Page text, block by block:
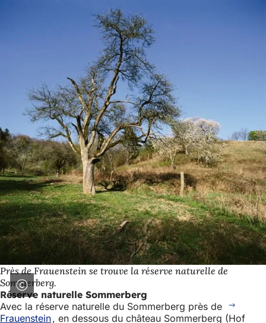
Près de Frauenstein se trouve la réserve naturelle de
Sommerberg.
Réserve naturelle Sommerberg
Avec la réserve naturelle du Sommerberg près de
Frauenstein, en dessous du château Sommerberg (Hof